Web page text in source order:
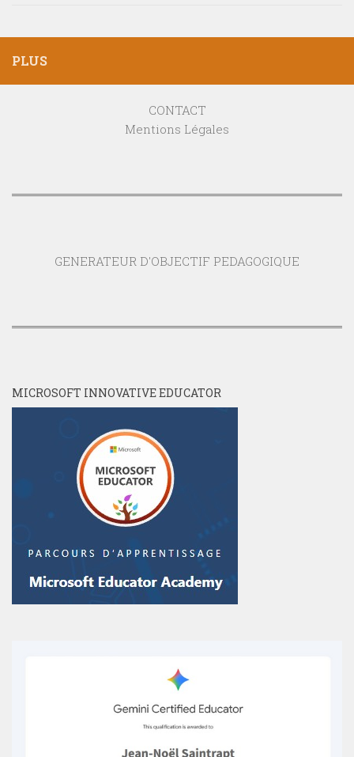
PLUS
CONTACT
Mentions Légales
GENERATEUR D'OBJECTIF PEDAGOGIQUE
MICROSOFT INNOVATIVE EDUCATOR